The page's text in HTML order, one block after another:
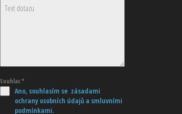
Souhlas*
Ano, souhlasím se zásadami
ochrany osobních údajů a smluvními
podmínkami.